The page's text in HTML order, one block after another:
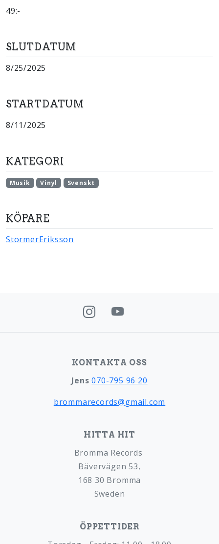
49:-
SLUTDATUM
8/25/2025
STARTDATUM
8/11/2025
KATEGORI
Musik Vinyl Svenskt
KÖPARE
StormerEriksson
KONTAKTA OSS
Jens070-795 96 20
brommarecords@gmail.com
HITTA HIT
Bromma Records
Bävervägen 53,
168 30 Bromma
Sweden
ÖPPETTIDER